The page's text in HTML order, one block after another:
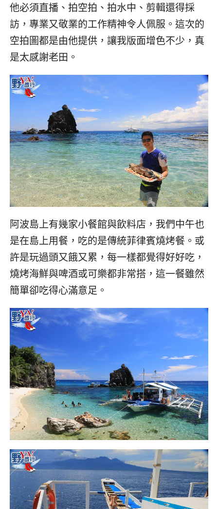
他必須直播、拍空拍、拍水中、剪輯還得採
訪，專業又敬業的工作精神令人佩服。這次的
空拍圖都是由他提供，讓我版面增色不少，真
是太感謝老田。
阿波島上有幾家小餐館與飲料店，我們中午也
是在島上用餐，吃的是傳統菲律賓燒烤餐。或
許是玩過頭又餓又累，每一樣都覺得好好吃，
燒烤海鮮與啤酒或可樂都非常搭，這一餐雖然
簡單卻吃得心滿意足。